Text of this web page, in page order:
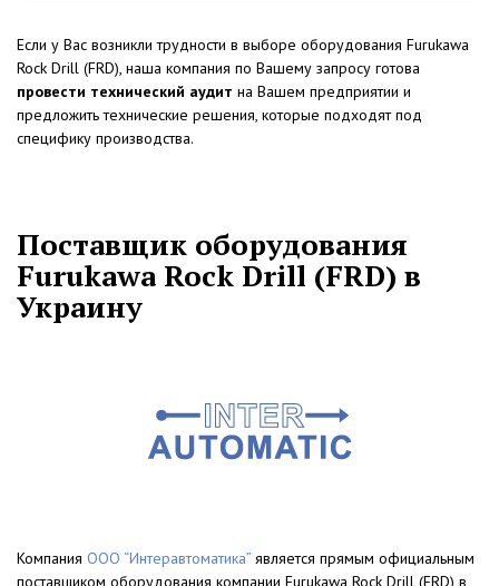
Если у Вас возникли трудности в выборе оборудования Furukawa
Rock Drill (FRD), наша компания по Вашему запросу готова
провести технический аудит на Вашем предприятии и
предложить технические решения, которые подходят под
специфику производства.
Поставщик оборудования
Furukawa Rock Drill (FRD) в
Украину
Компания ООО “Интеравтоматика” является прямым официальным
поставщиком оборудования компании Furukawa Rock Drill (FRD) в